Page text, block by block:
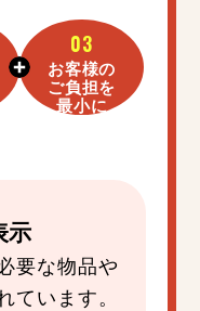
03
お客様の
ご負担を
最小に
示
要な物品や
ています。